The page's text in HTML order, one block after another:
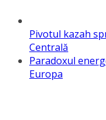
Pivotul kazah
Centrală
Paradoxul
Europa